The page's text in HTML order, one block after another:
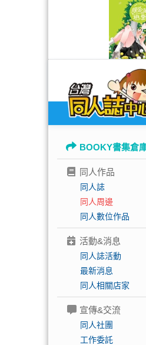
BOOKY書集倉
同人作品
同人誌
同人周邊
同人數位作品
活動&消息
同人誌活動
最新消息
同人相關店家
宣傳&交流
同人社團
工作委託